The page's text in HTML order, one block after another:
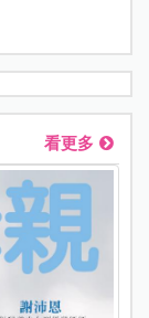
看更多